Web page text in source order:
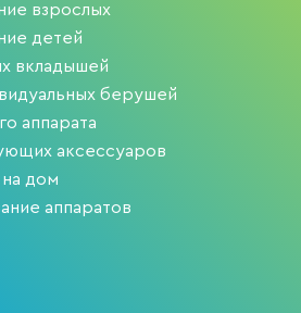
взрослых
детей
вкладышей
берушей
аппарата
аксессуаров
на дом
аппаратов